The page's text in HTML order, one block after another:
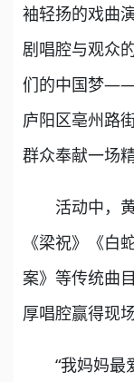
袖轻扬的戏曲
剧唱腔与观众
们的中国梦——
庐阳区亳州路
群众奉献一场
活动中，黄
《梁祝》《白
案》等传统曲
厚唱腔赢得现
“我妈妈最